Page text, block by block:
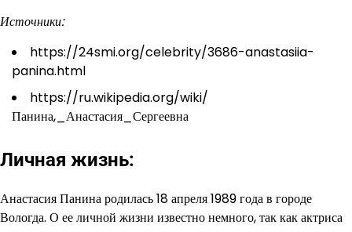
Источники:
https://24smi.org/celebrity/3686-anastasiia-
panina.html
https://ru.wikipedia.org/wiki/
Панина,_Анастасия_Сергеевна
Личная жизнь:
Анастасия Панина родилась 18 апреля 1989 года в городе
Вологда. О ее личной жизни известно немного, так как актриса